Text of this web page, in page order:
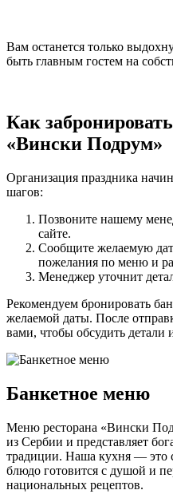
Вам останется только
быть главным гостем на
Как
«Вински Подрум»
Организация праздника
шагов:
Позвоните нашему
сайте.
Сообщите желаемую
пожелания по меню и
Менеджер уточнит
Рекомендуем бронировать
желаемой даты. После
вами, чтобы обсудить детали
Банкетное меню
Меню ресторана «Вински
из Сербии и представляет
традиции. Наша кухня — это
блюдо готовится с душой и
национальных рецептов.